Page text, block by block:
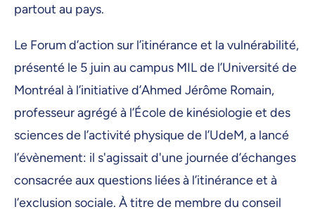
partout au pays.
Le Forum d’action sur l’itinérance et la vulnérabilité,
présenté le 5 juin au campus MIL de l’Université de
Montréal à l’initiative d’Ahmed Jérôme Romain,
professeur agrégé à l’École de kinésiologie et des
sciences de l’activité physique de l’UdeM, a lancé
l’évènement: il s'agissait d'une journée d’échanges
consacrée aux questions liées à l’itinérance et à
l’exclusion sociale. À titre de membre du conseil